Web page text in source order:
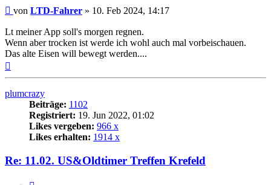
Beitrag
von LTD-Fahrer » 10. Feb 2024, 14:17
Lt meiner App soll's morgen regnen.
Wenn aber trocken ist werde ich wohl auch mal vorbeischauen.
Das alte Eisen will bewegt werden....
plumcrazy
Beiträge: 1102
Registriert: 19. Jun 2022, 01:02
Likes vergeben: 966 x
Likes erhalten: 1914 x
Re: 11.02. US&Oldtimer Treffen Krefeld